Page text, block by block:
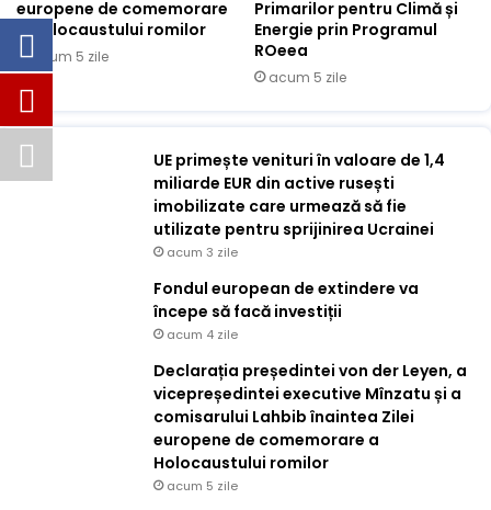
europene de comemorare
a Holocaustului romilor
acum 5 zile
Primarilor pentru Climă și
Energie prin Programul
ROeea
acum 5 zile
UE primește venituri în valoare de 1,4
miliarde EUR din active rusești
imobilizate care urmează să fie
utilizate pentru sprijinirea Ucrainei
acum 3 zile
Fondul european de extindere va
începe să facă investiții
acum 4 zile
Declarația președintei von der Leyen, a
vicepreședintei executive Mînzatu și a
comisarului Lahbib înaintea Zilei
europene de comemorare a
Holocaustului romilor
acum 5 zile